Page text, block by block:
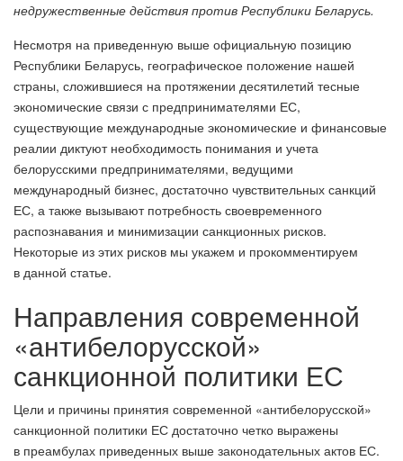
недружественные действия против Республики Беларусь.
Несмотря на приведенную выше официальную позицию
Республики Беларусь, географическое положение нашей
страны, сложившиеся на протяжении десятилетий тесные
экономические связи с предпринимателями ЕС,
существующие международные экономические и финансовые
реалии диктуют необходимость понимания и учета
белорусскими предпринимателями, ведущими
международный бизнес, достаточно чувствительных санкций
ЕС, а также вызывают потребность своевременного
распознавания и минимизации санкционных рисков.
Некоторые из этих рисков мы укажем и прокомментируем
в данной статье.
Направления современной
«антибелорусской»
санкционной политики ЕС
Цели и причины принятия современной «антибелорусской»
санкционной политики ЕС достаточно четко выражены
в преамбулах приведенных выше законодательных актов ЕС.